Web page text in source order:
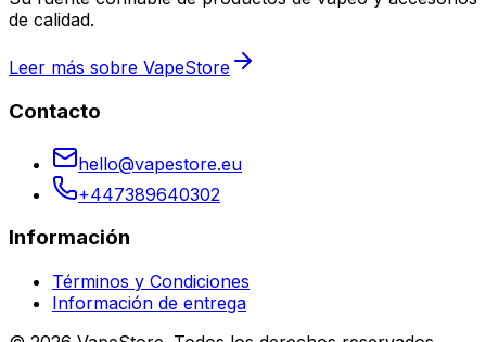
de calidad.
Leer más sobre VapeStore
Contacto
hello@vapestore.eu
+447389640302
Información
Términos y Condiciones
Información de entrega